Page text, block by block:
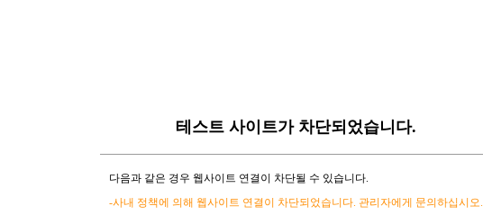
테스트 사이트가 차단되었습니다.
다음과 같은 경우 웹사이트 연결이 차단될 수 있습니다.
-사내 정책에 의해 웹사이트 연결이 차단되었습니다. 관리자에게 문의하십시오.